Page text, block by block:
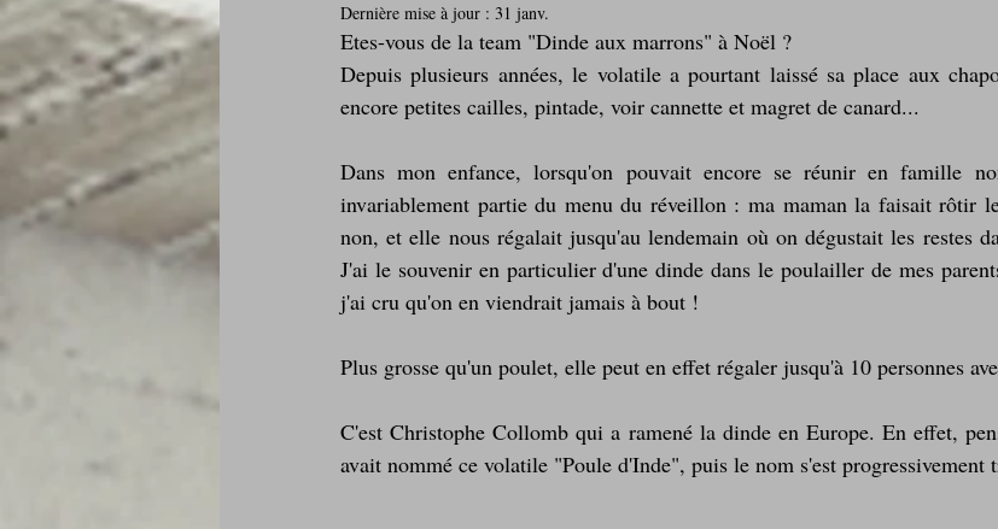
Comfort food, les recettes doudou
Cuisine du Camping Déjeuner sur l'herbe Desserts - glaces - pâtisserie
Fondus de chocolat fruits à coque Garden Party - buffet - Verrines Gâteau
Glaces, sorbets, desserts glacés Grillades, barbecues et plancha
Dernière mise à jour : 31 janv.
Etes-vous de la team "Dinde aux marrons" à Noël ?
Depuis plusieurs années, le volatile a pourtant laissé sa place aux
encore petites cailles, pintade, voir cannette et magret de canard...
Dans mon enfance, lorsqu'on pouvait encore se réunir en famille
invariablement partie du menu du réveillon : ma maman la faisait rôtir
non, et elle nous régalait jusqu'au lendemain où on dégustait les restes
J'ai le souvenir en particulier d'une dinde dans le poulailler de mes
j'ai cru qu'on en viendrait jamais à bout !
Plus grosse qu'un poulet, elle peut en effet régaler jusqu'à 10 personnes
C'est Christophe Collomb qui a ramené la dinde en Europe. En effet,
avait nommé ce volatile "Poule d'Inde", puis le nom s'est progressivement